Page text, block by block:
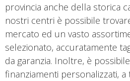
provincia anche della storica
nostri centri è possibile
mercato ed un vasto
selezionato, accuratamente
da garanzia. Inoltre, è
finanziamenti personalizzati, a